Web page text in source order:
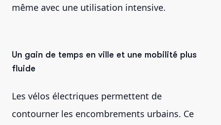
même avec une utilisation intensive.
Un gain de temps en ville et une mobilité plus
fluide
Les vélos électriques permettent de
contourner les encombrements urbains. Ce